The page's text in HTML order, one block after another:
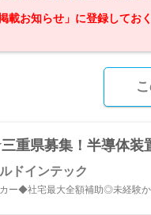
掲載お知らせ」に登録してお
重県募集！半導体装
ドインテック
ー◆社宅最大全額補助◎未経験